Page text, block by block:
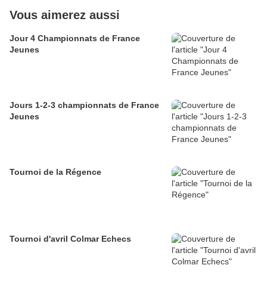
Vous aimerez aussi
Jour 4 Championnats de France
Jeunes
Jours 1-2-3 championnats de France
Jeunes
Tournoi de la Régence
Tournoi d'avril Colmar Echecs